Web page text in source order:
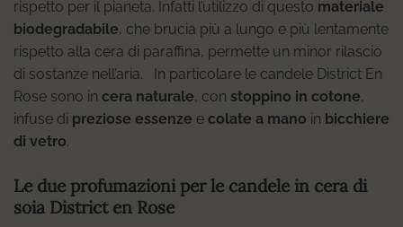
rispetto per il pianeta. Infatti l’utilizzo di questo materiale
biodegradabile, che brucia più a lungo e più lentamente
rispetto alla cera di paraffina, permette un minor rilascio
di sostanze nell’aria. In particolare le candele District En
Rose sono in cera naturale, con stoppino in cotone,
infuse di preziose essenze e colate a mano in bicchiere
di vetro.
Le due profumazioni per le candele in cera di
soia District en Rose